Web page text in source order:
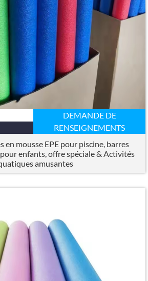
DEMANDE DE
RENSEIGNEMENTS
mousse EPE pour piscine, barres
enfants, offre spéciale & Activités
amusantes